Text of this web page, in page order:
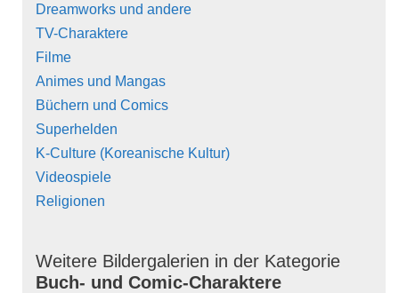
Dreamworks und andere
TV-Charaktere
Filme
Animes und Mangas
Büchern und Comics
Superhelden
K-Culture (Koreanische Kultur)
Videospiele
Religionen
Weitere Bildergalerien in der Kategorie
Buch- und Comic-Charaktere